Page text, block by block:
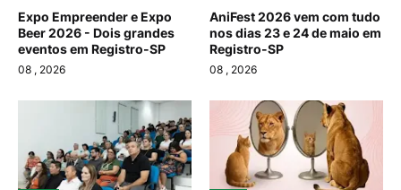
Expo Empreender e Expo
Beer 2026 - Dois grandes
eventos em Registro-SP
08 , 2026
AniFest 2026 vem com tudo
nos dias 23 e 24 de maio em
Registro-SP
08 , 2026